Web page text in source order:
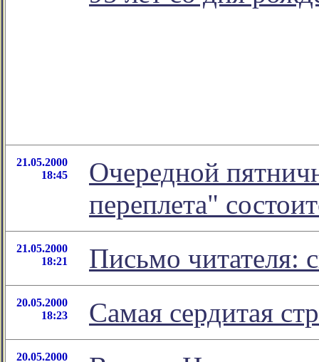
21.05.2000
18:45
Очередной
переплета"
21.05.2000
18:21
Письмо читателя:
20.05.2000
18:23
Самая сердитая
20.05.2000